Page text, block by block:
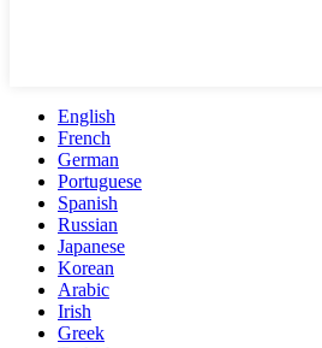
English
French
German
Portuguese
Spanish
Russian
Japanese
Korean
Arabic
Irish
Greek